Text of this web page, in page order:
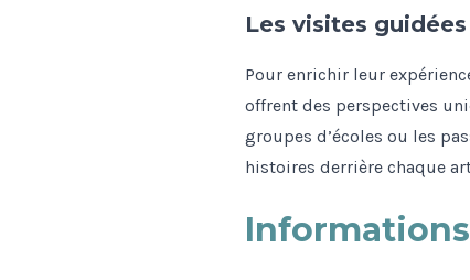
Les visites guidées
Pour enrichir leur
offrent des perspectives
groupes d’écoles ou les
histoires derrière chaque